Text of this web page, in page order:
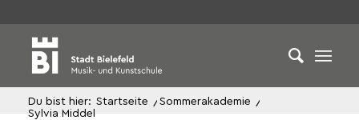
Du bist hier: Startseite /Sommerakademie /
Sylvia Middel